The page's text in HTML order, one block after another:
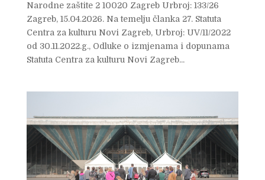
Narodne zaštite 2 10020 Zagreb Urbroj: 133/26
Zagreb, 15.04.2026. Na temelju članka 27. Statuta
Centra za kulturu Novi Zagreb, Urbroj: UV/11/2022
od 30.11.2022.g., Odluke o izmjenama i dopunama
Statuta Centra za kulturu Novi Zagreb...